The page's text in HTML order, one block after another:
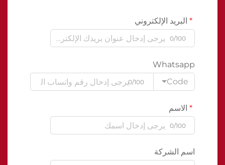
البريد الإلكتروني
0/100
Whatsapp
Code
0/100
الاسم
0/100
اسم الشركة